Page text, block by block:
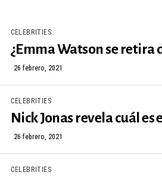
CELEBRITIES
¿Emma Watson se retira
26 febrero, 2021
CELEBRITIES
Nick Jonas revela cuál
26 febrero, 2021
CELEBRITIES